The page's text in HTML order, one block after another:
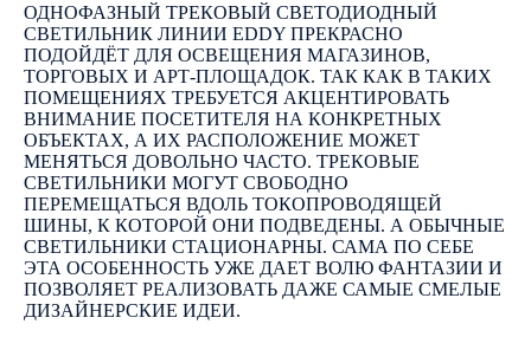
ОДНОФАЗНЫЙ ТРЕКОВЫЙ СВЕТОДИОДНЫЙ
СВЕТИЛЬНИК ЛИНИИ EDDY ПРЕКРАСНО
ПОДОЙДЁТ ДЛЯ ОСВЕЩЕНИЯ МАГАЗИНОВ,
ТОРГОВЫХ И АРТ-ПЛОЩАДОК. ТАК КАК В ТАКИХ
ПОМЕЩЕНИЯХ ТРЕБУЕТСЯ АКЦЕНТИРОВАТЬ
ВНИМАНИЕ ПОСЕТИТЕЛЯ НА КОНКРЕТНЫХ
ОБЪЕКТАХ, А ИХ РАСПОЛОЖЕНИЕ МОЖЕТ
МЕНЯТЬСЯ ДОВОЛЬНО ЧАСТО. ТРЕКОВЫЕ
СВЕТИЛЬНИКИ МОГУТ СВОБОДНО
ПЕРЕМЕЩАТЬСЯ ВДОЛЬ ТОКОПРОВОДЯЩЕЙ
ШИНЫ, К КОТОРОЙ ОНИ ПОДВЕДЕНЫ. А ОБЫЧНЫЕ
СВЕТИЛЬНИКИ СТАЦИОНАРНЫ. САМА ПО СЕБЕ
ЭТА ОСОБЕННОСТЬ УЖЕ ДАЕТ ВОЛЮ ФАНТАЗИИ И
ПОЗВОЛЯЕТ РЕАЛИЗОВАТЬ ДАЖЕ САМЫЕ СМЕЛЫЕ
ДИЗАЙНЕРСКИЕ ИДЕИ.